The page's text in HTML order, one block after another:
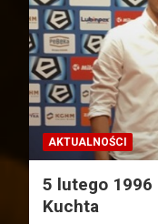
AKTUALNOŚCI
5 lutego 1996
Kuchta